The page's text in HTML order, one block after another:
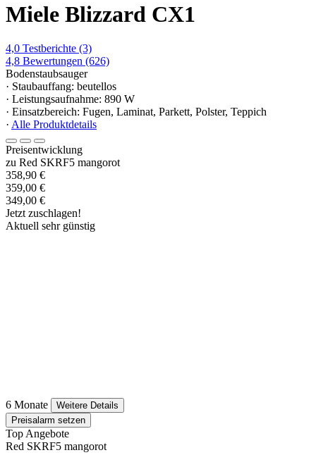
Miele Blizzard CX1
4,0 Testberichte (3)
4,8 Bewertungen (626)
Bodenstaubsauger
· Staubauffang: beutellos
· Leistungsaufnahme: 890 W
· Einsatzbereich: Fugen, Laminat, Parkett, Polster, Teppich
· Alle Produktdetails
Preisentwicklung
zu Red SKRF5 mangorot
358,90 €
359,00 €
349,00 €
Jetzt zuschlagen!
Aktuell sehr günstig
6 Monate
Weitere Details
Preisalarm setzen
Top Angebote
Red SKRF5 mangorot